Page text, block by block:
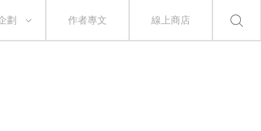
劃 作者專文 線上商店